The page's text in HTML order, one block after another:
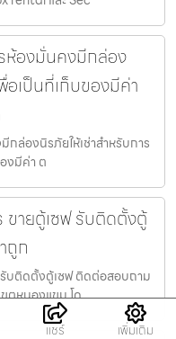
ห้องมั่นคงมีกล่อง
อเป็นที่เก็บของมีค่า
ล่องนิรภัยให้เช่าสำหรับการ
งมีค่า ต
ขายตู้เซฟ รับติดตั้งตู้
ถูก
รับติดตั้งตู้เซฟ ติดต่อสอบถาม
ตหนองแขม โด
แชร์ เพิ่มเติม